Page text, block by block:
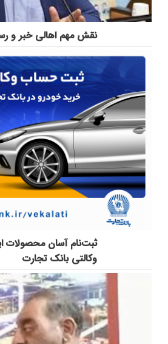
نقش مهم اهالی خبر و
ثبت‌نام آسان محصولات
وکالتی بانک تجارت